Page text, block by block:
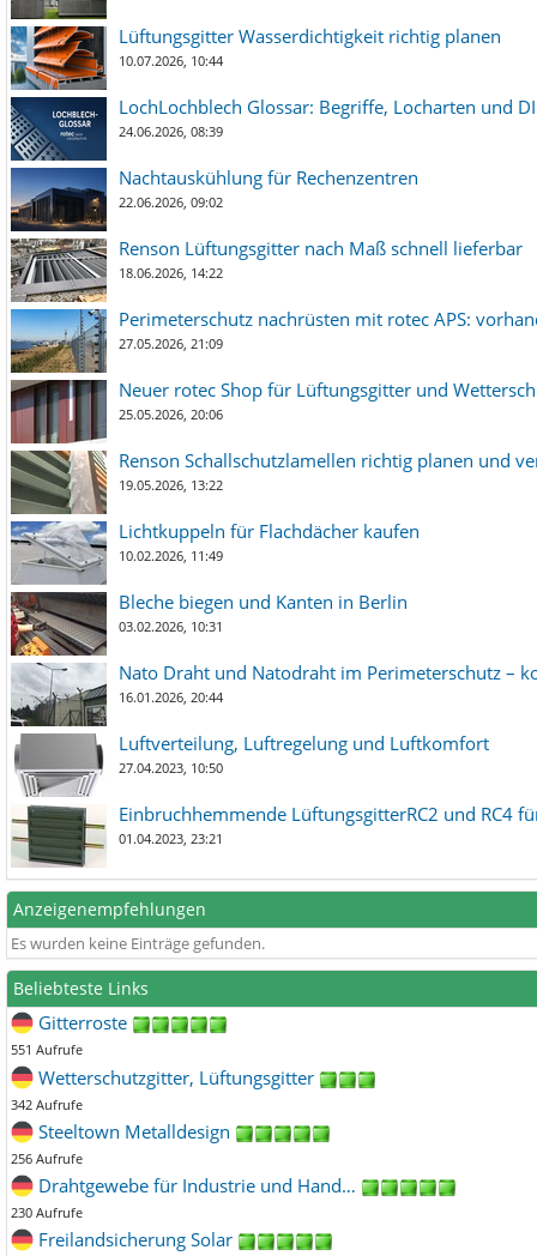
Lüftungsgitter Wasserdichtigkeit richtig planen
10.07.2026, 10:44
LochLochblech Glossar: Begriffe, Locharten und
24.06.2026, 08:39
Nachtauskühlung für Rechenzentren
22.06.2026, 09:02
Renson Lüftungsgitter nach Maß schnell lieferbar
18.06.2026, 14:22
Perimeterschutz nachrüsten mit rotec APS:
27.05.2026, 21:09
Neuer rotec Shop für Lüftungsgitter und
25.05.2026, 20:06
Renson Schallschutzlamellen richtig planen und
19.05.2026, 13:22
Lichtkuppeln für Flachdächer kaufen
10.02.2026, 11:49
Bleche biegen und Kanten in Berlin
03.02.2026, 10:31
Nato Draht und Natodraht im Perimeterschutz –
16.01.2026, 20:44
Luftverteilung, Luftregelung und Luftkomfort
27.04.2023, 10:50
Einbruchhemmende LüftungsgitterRC2 und RC4
01.04.2023, 23:21
Anzeigenempfehlungen
Es wurden keine Einträge gefunden.
Beliebteste Links
Gitterroste
551 Aufrufe
Wetterschutzgitter, Lüftungsgitter
342 Aufrufe
Steeltown Metalldesign
256 Aufrufe
Drahtgewebe für Industrie und Hand…
230 Aufrufe
Freilandsicherung Solar